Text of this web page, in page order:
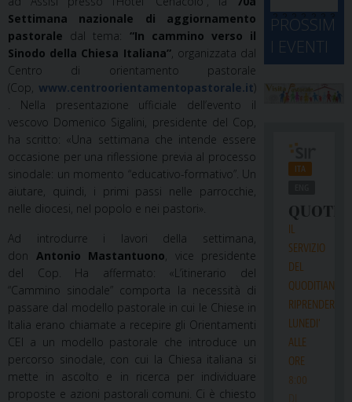
Settimana nazionale di aggiornamento
pastorale dal tema: “In cammino verso il
Sinodo della Chiesa Italiana”, organizzata dal
Centro di orientamento pastorale
(Cop, www.centroorientamentopastorale.it)
. Nella presentazione ufficiale dell’evento il
vescovo Domenico Sigalini, presidente del Cop,
ha scritto: «Una settimana che intende essere
occasione per una riflessione previa al processo
sinodale: un momento “educativo-formativo”. Un
aiutare, quindi, i primi passi nelle parrocchie,
nelle diocesi, nel popolo e nei pastori».
Ad introdurre i lavori della settimana,
don Antonio Mastantuono, vice presidente
del Cop. Ha affermato: «L’itinerario del
“Cammino sinodale” comporta la necessità di
passare dal modello pastorale in cui le Chiese in
Italia erano chiamate a recepire gli Orientamenti
CEI a un modello pastorale che introduce un
percorso sinodale, con cui la Chiesa italiana si
mette in ascolto e in ricerca per individuare
proposte e azioni pastorali comuni. Ci è chiesto
2
4
2
5
2
6
2
7
2
8
2
9
3
0
3
1 1 2 3 4 5 6
PROSSIM
I EVENTI